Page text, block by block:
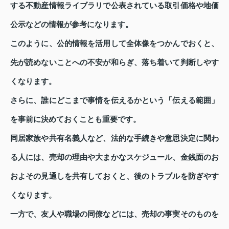
する不動産情報ライブラリで公表されている取引価格や地価
公示などの情報が参考になります。
このように、公的情報を活用して全体像をつかんでおくと、
先が読めないことへの不安が和らぎ、落ち着いて判断しやす
くなります。
さらに、誰にどこまで事情を伝えるかという「伝える範囲」
を事前に決めておくことも重要です。
同居家族や共有名義人など、法的な手続きや意思決定に関わ
る人には、売却の理由や大まかなスケジュール、金銭面のお
およその見通しを共有しておくと、後のトラブルを防ぎやす
くなります。
一方で、友人や職場の同僚などには、売却の事実そのものを